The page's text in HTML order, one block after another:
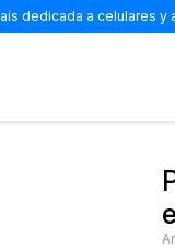
dedicada a celulares y